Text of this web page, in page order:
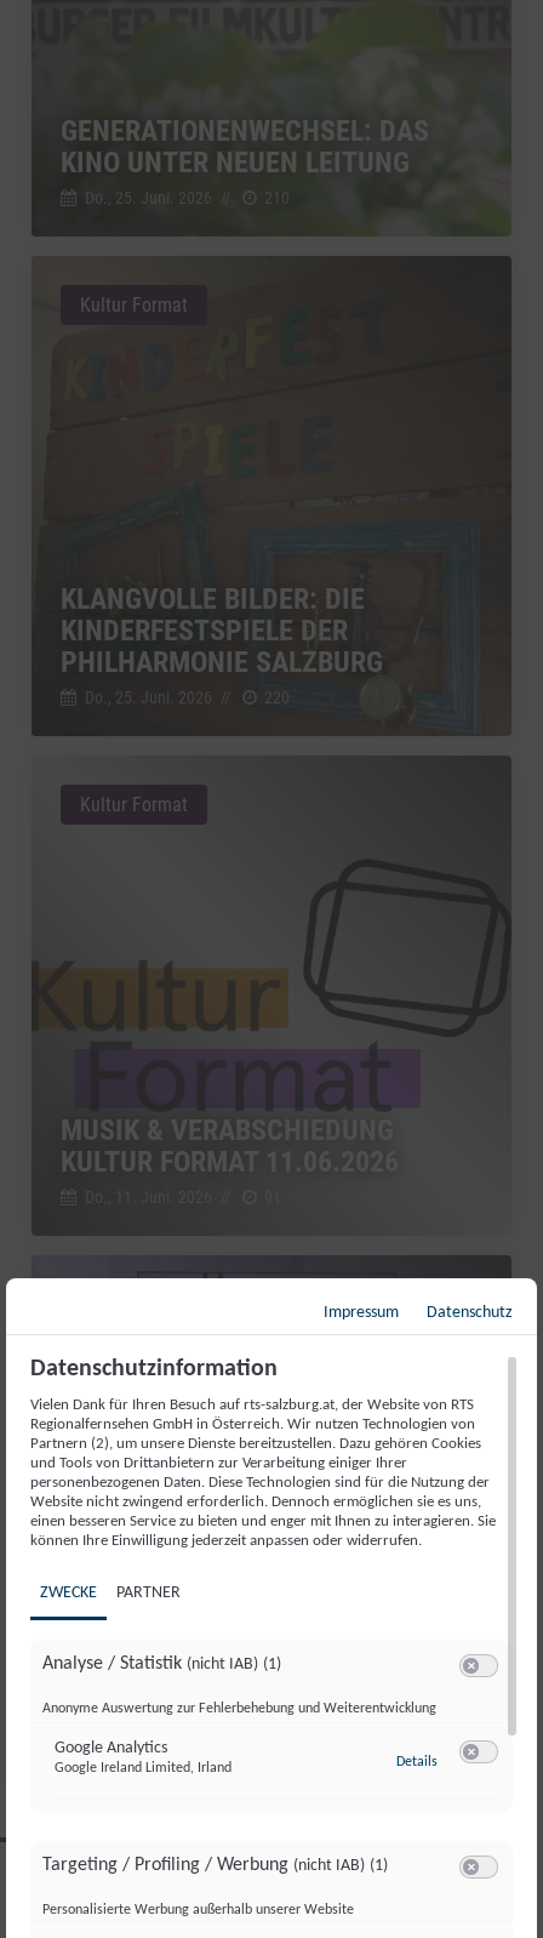
GENERATIONENWECHSEL: DAS
KINO UNTER NEUEN LEITUNG
Do., 25. Juni. 2026 // 210
KLANGVOLLE BILDER: DIE
KINDERFESTSPIELE DER
PHILHARMONIE SALZBURG
Do., 25. Juni. 2026 // 220
Kultur Format
MUSIK & VERABSCHIEDUNG
KULTUR FORMAT 11.06.2026
Kultur Format
VON GROSSEN BÜHNEN UND E
IGENEM STUDIO: SEPP G
APPMAIER IM TALK
Impressum Datenschutz
Datenschutzinformation
Vielen Dank für Ihren Besuch auf rts-salzburg.at, der Website von RTS
Regionalfernsehen GmbH in Österreich. Wir nutzen Technologien von
Partnern (2), um unsere Dienste bereitzustellen. Dazu gehören Cookies
und Tools von Drittanbietern zur Verarbeitung einiger Ihrer
personenbezogenen Daten. Diese Technologien sind für die Nutzung der
Website nicht zwingend erforderlich. Dennoch ermöglichen sie es uns,
einen besseren Service zu bieten und enger mit Ihnen zu interagieren. Sie
können Ihre Einwilligung jederzeit anpassen oder widerrufen.
ZWECKE PARTNER
Analyse / Statistik (nicht IAB) (1)
Anonyme Auswertung zur Fehlerbehebung und Weiterentwicklung
Google Analytics
Google Ireland Limited, Irland Details zu Google
Targeting / Profiling / Werbung (nicht IAB) (1)
Personalisierte Werbung außerhalb unserer Website